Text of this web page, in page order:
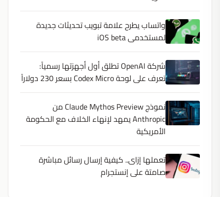
واتساب يطرح علامة تبويب تحديثات جديدة
لمستخدمى iOS beta
شركة OpenAI تطلق أول أجهزتها رسمياً:
تعرف على لوحة Codex Micro بسعر 230 دولاراً
نموذج Claude Mythos Preview من
Anthropic يمهد لإنهاء الخلاف مع الحكومة
الأمريكية
تعملها إزاى.. كيفية إرسال رسائل مباشرة
صامتة على إنستجرام